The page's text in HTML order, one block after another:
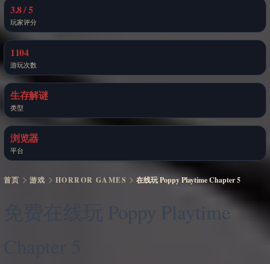
3.8 / 5
玩家评分
1104
游玩次数
生存解谜
类型
浏览器
平台
首页 游戏 HORROR GAMES 在线玩 Poppy Playtime Chapter 5
免费在线玩 Poppy Playtime